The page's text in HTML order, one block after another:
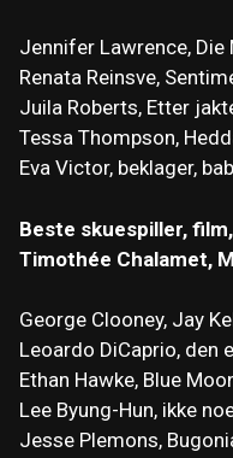
Jennifer Lawrence, Die
Renata Reinsve,
Juila Roberts, Etter
Tessa Thompson,
Eva Victor, beklager,
Beste skuespiller,
Timothée Chalamet,
George Clooney, Jay
Leoardo DiCaprio, den
Ethan Hawke, Blue
Lee Byung-Hun, ikke
Jesse Plemons,